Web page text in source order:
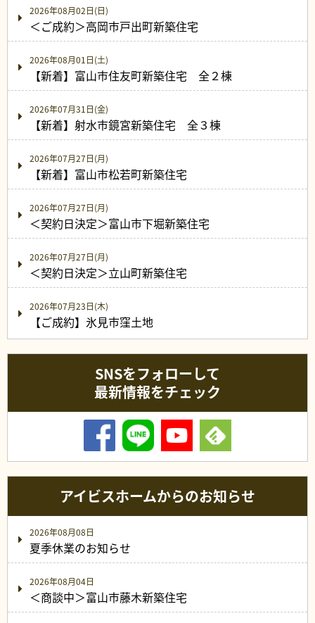
2026年08月02日(日)
＜ご成約＞高岡市戸出町新築住宅
2026年08月01日(土)
【新着】富山市住友町新築住宅 全２棟
2026年07月31日(金)
【新着】射水市鏡宮新築住宅 全３棟
2026年07月27日(月)
【新着】富山市松若町新築住宅
2026年07月27日(月)
＜契約日決定＞富山市下堀新築住宅
2026年07月27日(月)
＜契約日決定＞立山町新築住宅
2026年07月23日(木)
【ご成約】氷見市窪土地
SNSをフォローして
最新情報をチェック
アイビスホームからのお知らせ
2026年08月08日
夏季休業のお知らせ
2026年08月04日
＜商談中＞富山市藤木新築住宅